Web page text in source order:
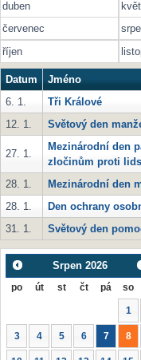
duben
červenec
říjen
Datum
Jméno
6. 1.
Tři Králové
12. 1.
Světový den
27. 1.
Mezinárodní den
zločinům proti
28. 1.
Mezinárodní den
28. 1.
Den ochrany
31. 1.
Světový den
Srpen 2026
po út st čt pá so
1
3 4 5 6 7 8